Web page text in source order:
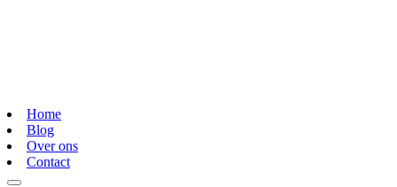
Home
Blog
Over ons
Contact